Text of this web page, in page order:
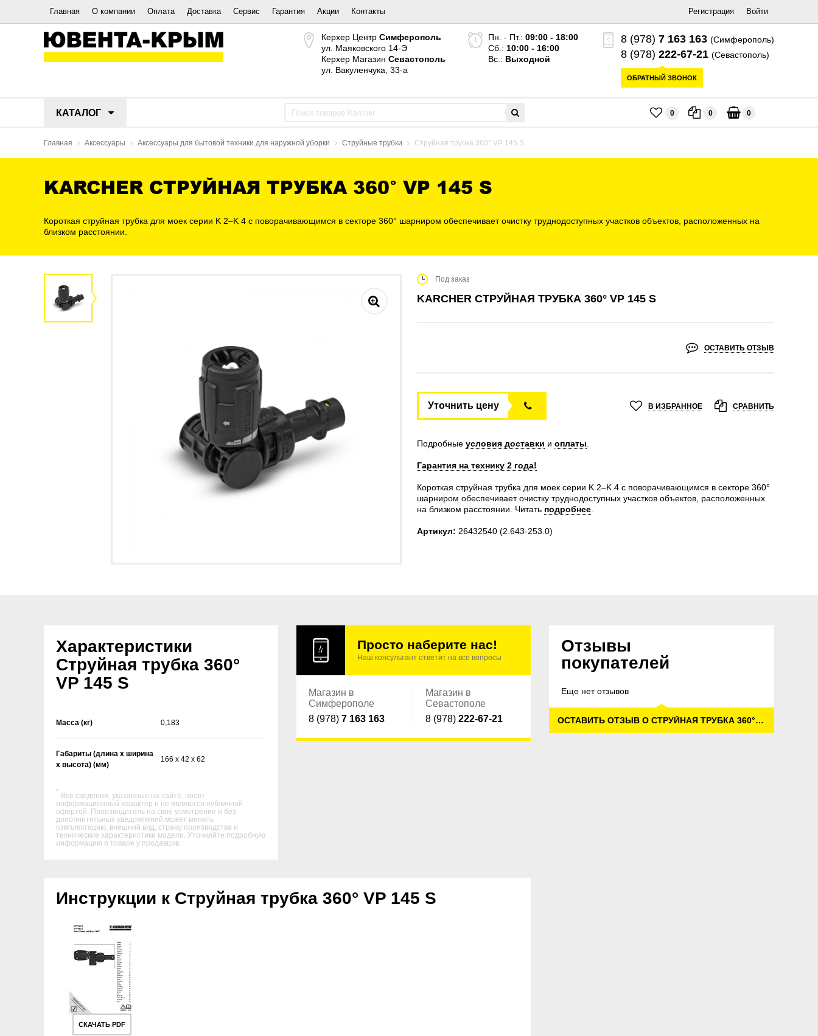
Главная О компании Оплата Доставка Сервис Гарантия Акции Контакты Регистрация Войти
Керхер Центр Симферополь
ул. Маяковского 14-Э
Керхер Магазин Севастополь
ул. Вакуленчука, 33-а
Пн. - Пт.: 09:00 - 18:00
Сб.: 10:00 - 16:00
Вс.: Выходной
8 (978) 7 163 163 (Симферополь)
8 (978) 222-67-21 (Севастополь)
ОБРАТНЫЙ ЗВОНОК
КАТАЛОГ 0 0 0
Главная Аксессуары Аксессуары для бытовой техники для наружной уборки Струйные трубки Струйная трубка 360° VP 145 S
KARCHER СТРУЙНАЯ ТРУБКА 360° VP 145 S
Короткая струйная трубка для моек серии K 2–K 4 с поворачивающимся в секторе 360° шарниром обеспечивает очистку труднодоступных участков объектов, расположенных на
близком расстоянии.
Под заказ
KARCHER СТРУЙНАЯ ТРУБКА 360° VP 145 S
ОСТАВИТЬ ОТЗЫВ
Уточнить цену В ИЗБРАННОЕ СРАВНИТЬ
Подробные условия доставки и оплаты
Гарантия на технику 2 года!
Короткая струйная трубка для моек серии K 2–K 4 с поворачивающимся в секторе 360°
шарниром обеспечивает очистку труднодоступных участков объектов, расположенных
на близком расстоянии.
Читать подробнее.
Артикул: 26432540(2.643-253.0)
Характеристики
Струйная трубка 360°
VP 145 S
Масса (кг) 0,183
Габариты (длина х ширина
х высота) (мм)
166 x 42 x 62
* Все сведения, указанные на сайте, носят
информационный характер и не являются публичной
офертой. Производитель на свое усмотрение и без
дополнительных уведомлений может менять
комплектацию, внешний вид, страну производства и
технические характеристики модели. Уточняйте подробную
информацию о товаре у продавцов.
Просто наберите нас!
Наш консультант ответит на все вопросы
Магазин в
Симферополе
8 (978) 7 163 163
Магазин в
Севастополе
8 (978)222-67-21
Инструкции к Струйная трубка 360° VP 145 S
СКАЧАТЬ PDF
Отзывы
покупателей
Еще нет отзывов
ОСТАВИТЬ ОТЗЫВ О СТРУЙНАЯ ТРУБКА 360° VP 145 S